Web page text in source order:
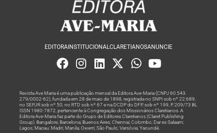
EDITORAINSTITUCIONAL CLARETIANOSANUNCIE
Revista Ave Maria é uma publicação mensal da Editora Ave-Maria (CNPJ 60.543.
279/0002-62), fundada em 28 de maio de 1898, registrada no SNPI sob nº 22.689,
no SEPJR sob nº 50, no RTD sob nº 67 e na DCDP do DFP, sob nº 199, P. 209/73 BL
ISSN 1980-7872, pertencente à Congregação dos Missionários Claretianos. A
Editora Ave-Maria faz parte do Grupo de Editores Claretianos (Claret Publishing
Group). Bangalore; Barcelona; Buenos Aires; Chennai; Colombo; Dar es Salaam;
Lagos; Macau; Madri; Manila; Owerri; São Paulo; Varsóvia; Yaoundé.